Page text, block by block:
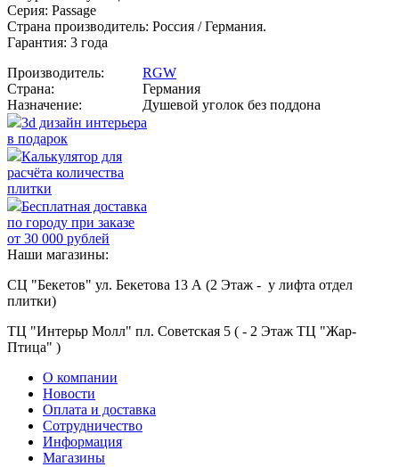
Серия: Passage
Страна производитель: Россия / Германия.
Гарантия: 3 года
Производитель:
RGW
Страна:
Германия
Назначение:
Душевой уголок без поддона
3d дизайн интерьера
в подарок
Калькулятор для
расчёта количества
плитки
Бесплатная доставка
по городу при заказе
от 30 000 рублей
Наши магазины:
СЦ "Бекетов" ул. Бекетова 13 А (2 Этаж - у лифта отдел
плитки)
ТЦ "Интерьр Молл" пл. Советская 5 ( - 2 Этаж ТЦ "Жар-
Птица" )
О компании
Новости
Оплата и доставка
Сотрудничество
Информация
Магазины